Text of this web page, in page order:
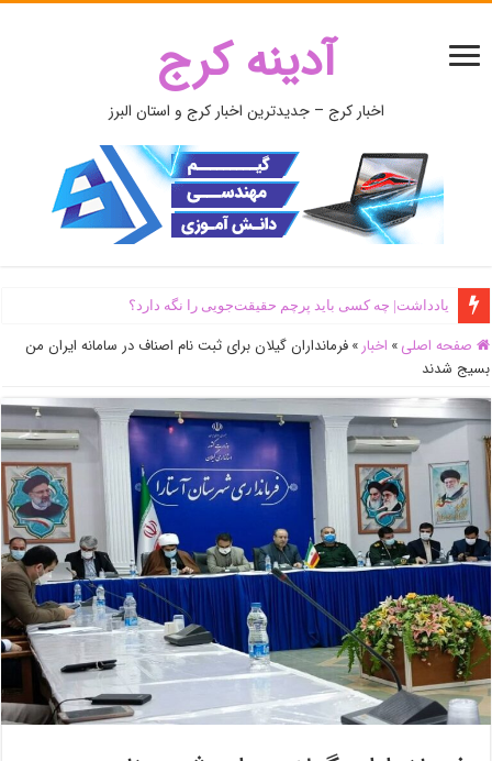
آدینه کرج
اخبار کرج – جدیدترین اخبار کرج و استان البرز
یادداشت| ‌چه کسی باید پرچم حقیقت‌جویی را نگه دارد؟
صفحه اصلی » اخبار » فرمانداران گیلان برای ثبت نام اصناف در سامانه ایران من
بسیج شدند